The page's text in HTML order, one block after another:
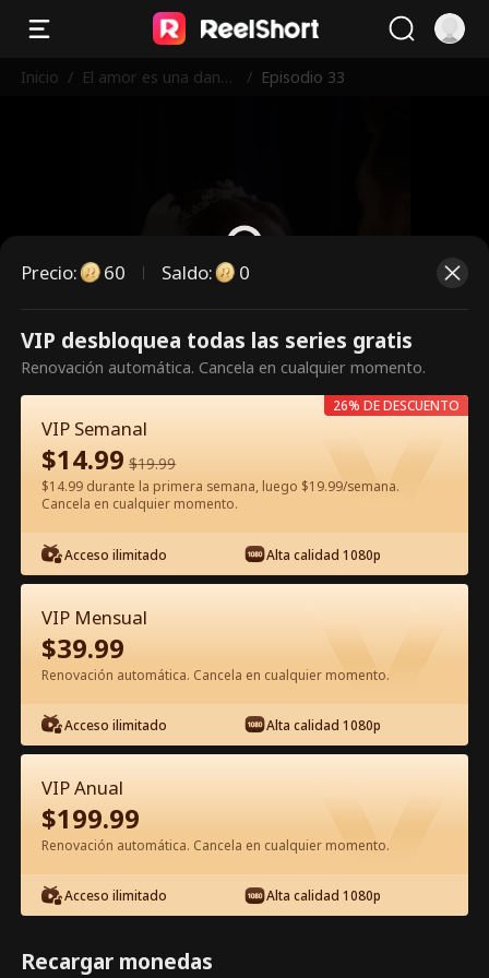
Inicio / El amor es una danza
/ Episodio 33
Es un episodio de pago.
Desbloquéalo para verlo.
60
Episodio 33 - El amor es una danza
peligrosa Película Completa
0-49 50-74 Todos los Episodios
33 34 36
Precio: 60 Saldo: 0
VIP desbloquea todas las series gratis
Renovación automática. Cancela en cualquier momento.
VIP Semanal
$14.99 $19.99
$14.99 durante la primera semana, luego $19.99/semana.
Cancela en cualquier momento.
Acceso ilimitado Alta calidad 1080p
26% DE DESCUENTO
VIP Mensual
$39.99
Renovación automática. Cancela en cualquier momento.
Acceso ilimitado Alta calidad 1080p
VIP Anual
$199.99
Renovación automática. Cancela en cualquier momento.
Acceso ilimitado Alta calidad 1080p
Recargar monedas